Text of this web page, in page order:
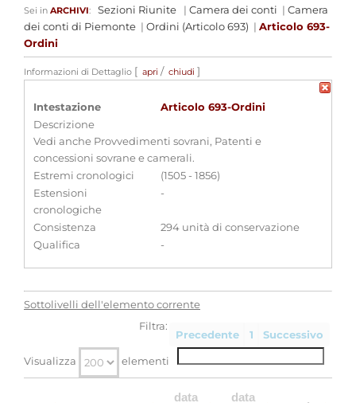
Sei in ARCHIVI: Sezioni Riunite | Camera dei conti | Camera
dei conti di Piemonte | Ordini (Articolo 693) | Articolo 693-
Ordini
Informazioni di Dettaglio [ apri / chiudi ]
Intestazione
Articolo 693-Ordini
Descrizione
Vedi anche Provvedimenti sovrani, Patenti e
concessioni sovrane e camerali.
Estremi cronologici
(1505 - 1856)
Estensioni
cronologiche
-
Consistenza
294 unità di conservazione
Qualifica
-
Sottolivelli dell'elemento corrente
Precedente 1 Successivo
Visualizza elementi
Filtra:
data
data